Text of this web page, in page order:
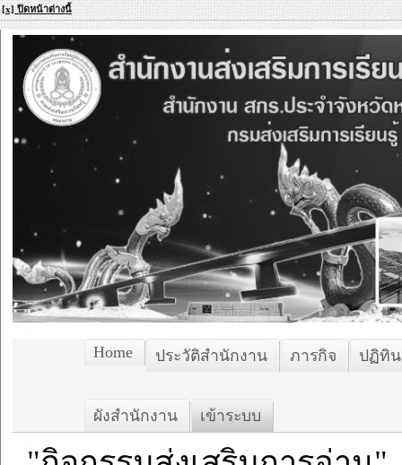
[x] ปิดหน้าต่างนี้
Home ประวัติสำนักงาน ภารกิจ ปฏิทิ
ผังสำนักงาน เข้าระบบ